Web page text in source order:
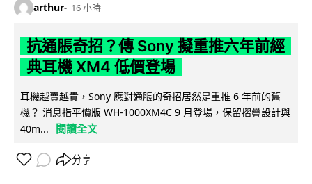
arthur 16 小時
抗通脹奇招？傳 Sony 擬重推六年前經
典耳機 XM4 低價登場
耳機越賣越貴，Sony 應對通脹的奇招居然是重推 6 年前的舊
機？ 消息指平價版 WH-1000XM4C 9 月登場，保留摺疊設計與
40m...
閱讀全文
分享